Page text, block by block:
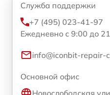
Служба поддержки
+7 (495) 023-41-97
Ежедневно с 9:00 до
info@iconbit-repair-
Основной офис